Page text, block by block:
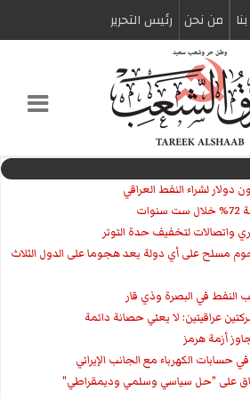
من نحن رئیس التحریر
واتصالات لتخفيف حدة التوتر
مسلح على أي دولة يعد هجوما على الدول الثلاث
النفط في البصرة وذي قار
عراقيتين: لا يعني حصانة دائمة
أزمة هرمز
على "حل سياسي وسلمي وديمقراطي"